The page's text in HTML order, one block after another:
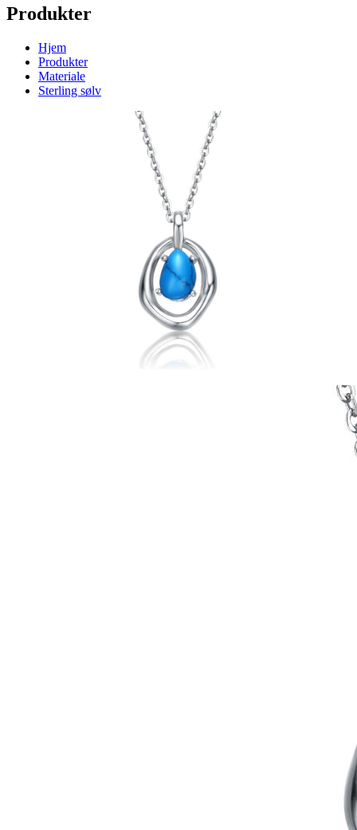
Produkter
Hjem
Produkter
Materiale
Sterling sølv